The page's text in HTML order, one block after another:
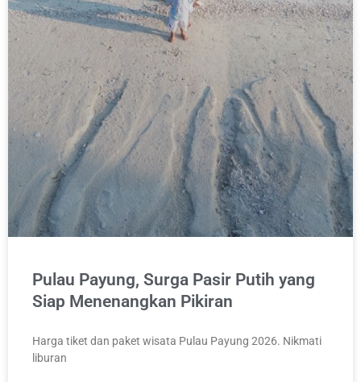
Pulau Payung, Surga Pasir Putih yang
Siap Menenangkan Pikiran
Harga tiket dan paket wisata Pulau Payung 2026. Nikmati
liburan